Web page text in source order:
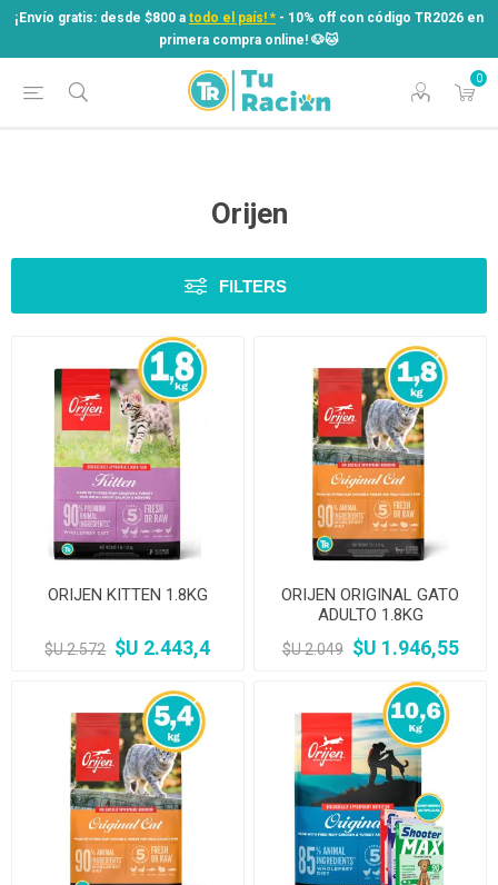
¡Envío gratis: desde $800 a todo el país! * - 10% off con código TR2026 en
primera compra online! ​🐶​🐱
0
¡Envío gratis: desde $800 atodo el país! *
- 10% off con código TR2026 en
primera compra online! ​🐶​🐱
Orijen
FILTERS
ORIJEN KITTEN 1.8KG
$U 2.572 $U 2.443,4
ORIJEN ORIGINAL GATO
ADULTO 1.8KG
$U 2.049 $U 1.946,55